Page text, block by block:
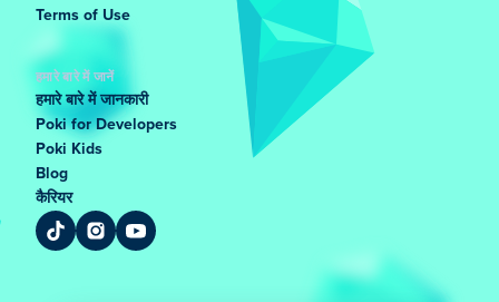
Terms of Use
हमारे बारे में जानें
हमारे बारे में जानकारी
Poki for Developers
Poki Kids
Blog
कैरियर